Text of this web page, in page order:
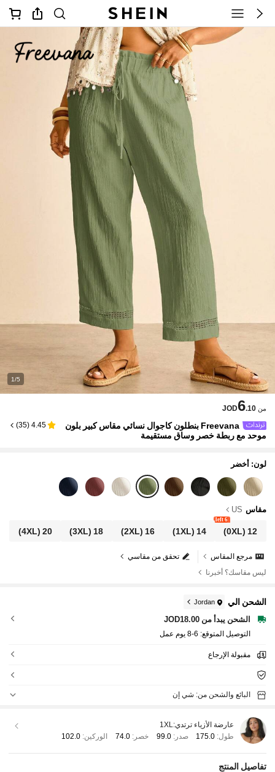
1/5
من JOD6.10
Freevana بنطلون كاجوال نسائي مقاس كبير بلون
موحد مع ربطة خصر وساق مستقيمة
4.45
(
35
)
لون: أخضر
مقاس US
12
(0XL)
6 left
14
(1XL)
16
(2XL)
18
(3XL)
20
(4XL)
تحقق من مقاسي
مرجع المقاس
ليس مقاسك؟ أخبرنا
الشحن الي Jordan
الشحن يبدأ من JOD18.00
التوصيل المتوقع: 6-8 يوم عمل
مقبولة الإرجاع
البائع والشحن من: شي إن
عارضة الأزياء ترتدي:1XL
طول: 175.0 صدر:99.0 خصر: 74.0 الوركين: 102.0
تفاصيل المنتج